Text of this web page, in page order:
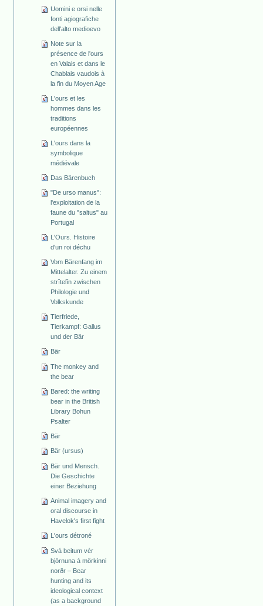
Uomini e orsi nelle
fonti agiografiche
dell'alto medioevo
Note sur la
présence de l'ours
en Valais et dans le
Chablais vaudois à
la fin du Moyen Age
L'ours et les
hommes dans les
traditions
européennes
L'ours dans la
symbolique
médiévale
Das Bärenbuch
"De urso manus":
l'exploitation de la
faune du "saltus" au
Portugal
L'Ours. Histoire
d'un roi déchu
Vom Bärenfang im
Mittelalter. Zu einem
strîtelîn zwischen
Philologie und
Volkskunde
Tierfriede,
Tierkampf: Gallus
und der Bär
Bär
The monkey and
the bear
Bared: the writing
bear in the British
Library Bohun
Psalter
Bär
Bär (ursus)
Bär und Mensch.
Die Geschichte
einer Beziehung
Animal imagery and
oral discourse in
Havelok's first fight
L'ours détroné
Svá beitum vér
björnuna á mörkinni
norðr – Bear
hunting and its
ideological context
(as a background